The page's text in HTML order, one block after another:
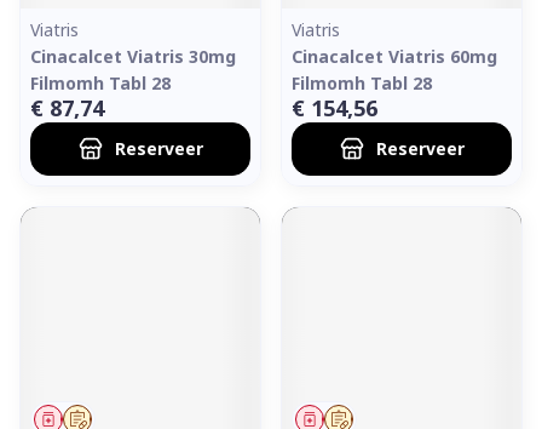
Viatris
Cinacalcet Viatris 30mg
Filmomh Tabl 28
€ 87,74
Reserveer
Viatris
Cinacalcet Viatris 60mg
Filmomh Tabl 28
€ 154,56
Reserveer
Op voorschrift
Geneesmiddel Op voorschrift
Geneesmiddel